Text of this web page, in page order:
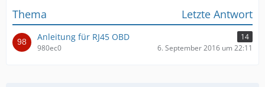
Thema Letzte Antwort
Anleitung für RJ45 OBD
14
980ec0
6. September 2016 um 22:11